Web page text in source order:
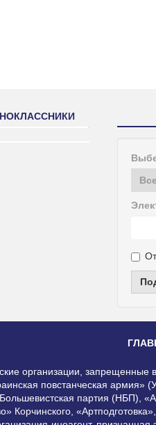
организации,
повстанческая
партия (НБП),
Корчинского,